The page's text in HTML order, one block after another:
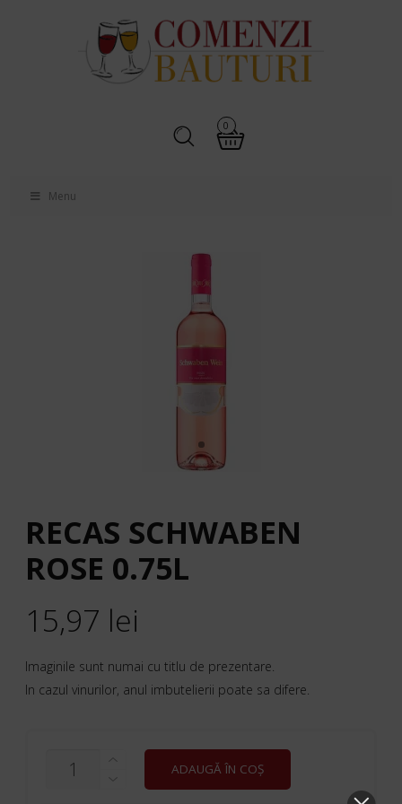
0
Menu
RECAS SCHWABEN
ROSE 0.75L
15,97 lei
Imaginile sunt numai cu titlu de prezentare.
In cazul vinurilor, anul imbutelierii poate sa difere.
RECAS
ADAUGĂ ÎN COȘ